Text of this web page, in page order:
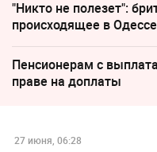
"Никто не полезет":
происходящее в Одессе
Пенсионерам с
праве на доплаты
27 июня, 06:28